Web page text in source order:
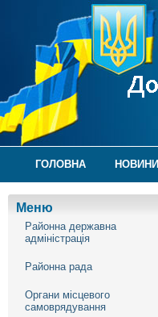
ГОЛОВНА НОВИНИ
Меню
Районна державна
адміністрація
Районна рада
Органи місцевого
самоврядування